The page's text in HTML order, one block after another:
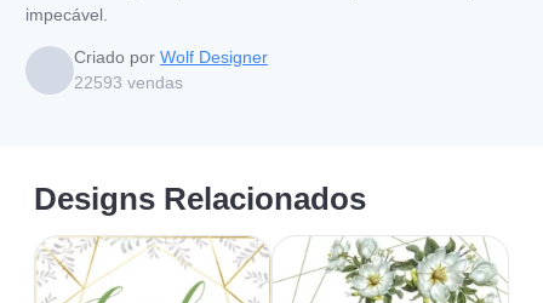
impecável.
Criado por Wolf Designer
22593 vendas
Designs Relacionados